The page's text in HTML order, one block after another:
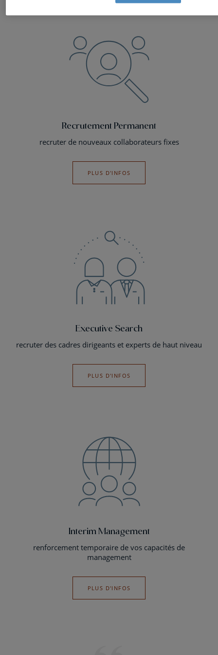
Recrutement & Sélection
Recrutement Permanent
recruter de nouveaux collaborateurs fixes
PLUS D'INFOS
Executive Search
recruter des cadres dirigeants et experts de haut niveau
PLUS D'INFOS
Interim Management
renforcement temporaire de vos capacités de
management
PLUS D'INFOS